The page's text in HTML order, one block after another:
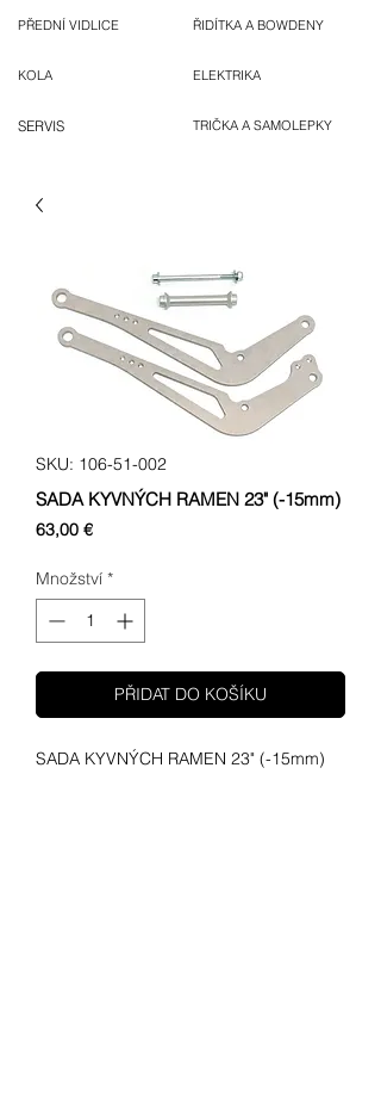
PŘEDNÍ VIDLICE
KOLA
SERVIS
ŘIDÍTKA A BOWDENY
ELEKTRIKA
TRIČKA A SAMOLEPKY
SKU: 106-51-002
SADA KYVNÝCH RAMEN 23" (-15mm)
63,00 €Cena
Množství *
PŘIDAT DO KOŠÍKU
SADA KYVNÝCH RAMEN 23" (-15mm)